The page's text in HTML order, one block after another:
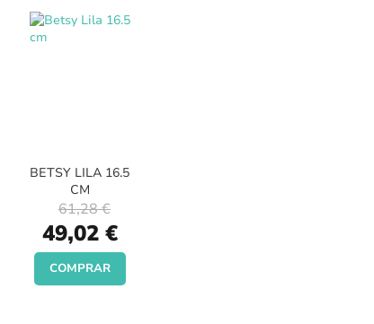
BETSY LILA 16.5
CM
Special
Price
49,02 €
61,28 €
COMPRAR